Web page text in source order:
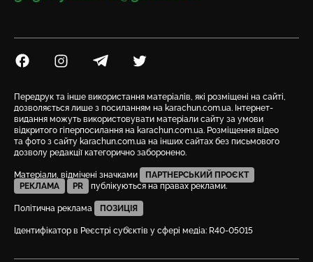
Посилання на Facebook
Посилання на Instagram
Посилання на Telegram
Посилання на Twitter
Передрук та інше використання матеріалів, які розміщені на сайті,
дозволяється лише з посиланням на karachun.com.ua. Інтернет-
видання можуть використовувати матеріали сайту за умови
відкритого гіперпосилання на karachun.com.ua. Розміщення відео
та фото з сайту karachun.com.ua на інших сайтах без письмового
дозволу редакції категорично заборонено.
Матеріали, відмічені значками
ПАРТНЕРСЬКИЙ ПРОЄКТ
РЕКЛАМА
PR публікуються на правах реклами.
Політична реклама ПОЗИЦІЯ
Ідентифікатор в Реєстрі суб’єктів у сфері медіа: R40-05015